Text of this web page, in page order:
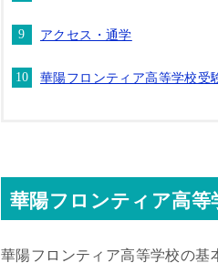
アクセス・通学
華陽フロンティア高等学校受
華陽フロンティア高等
華陽フロンティア高等学校の基